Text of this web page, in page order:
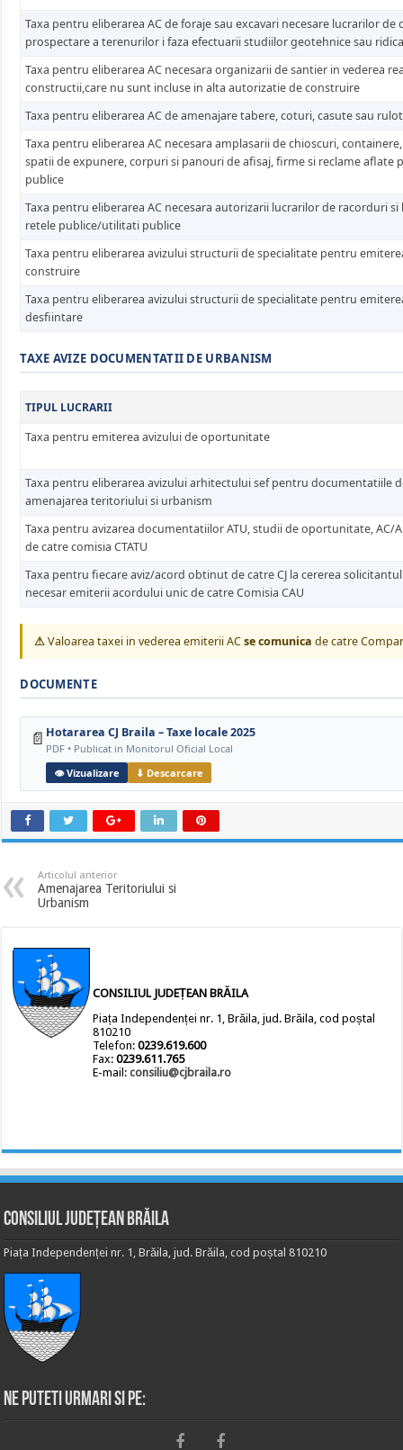
Taxa pentru eliberarea AC de foraje sau excavari necesare lucrarilor de
prospectare a terenurilor i faza efectuarii studiilor geotehnice sau
Taxa pentru eliberarea AC necesara organizarii de santier in vederea
constructii,care nu sunt incluse in alta autorizatie de construire
Taxa pentru eliberarea AC de amenajare tabere, coturi, casute sau
Taxa pentru eliberarea AC necesara amplasarii de chioscuri,
spatii de expunere, corpuri si panouri de afisaj, firme si reclame aflate
publice
Taxa pentru eliberarea AC necesara autorizarii lucrarilor de racorduri
retele publice/utilitati publice
Taxa pentru eliberarea avizului structurii de specialitate pentru
construire
Taxa pentru eliberarea avizului structurii de specialitate pentru
desfiintare
TAXE AVIZE DOCUMENTATII DE URBANISM
TIPUL LUCRARII
Taxa pentru emiterea avizului de oportunitate
Taxa pentru eliberarea avizului arhitectului sef pentru documentatiile
amenajarea teritoriului si urbanism
Taxa pentru avizarea documentatiilor ATU, studii de oportunitate, AC/
de catre comisia CTATU
Taxa pentru fiecare aviz/acord obtinut de catre CJ la cererea
necesar emiterii acordului unic de catre Comisia CAU
⚠Valoarea taxei in vederea emiterii ACse comunica de catre
DOCUMENTE
📄 Hotararea CJ Braila – Taxe locale 2025
PDF • Publicat in Monitorul Oficial Local
👁 Vizualizare
⬇ Descarcare
Articolul anterior
Amenajarea Teritoriului si
Urbanism
CONSILIUL JUDEȚEAN BRĂILA
Piața Independenței nr. 1, Brăila, jud. Brăila, cod poștal
810210
Telefon:0239.619.600
Fax:0239.611.765
E-mail:consiliu@cjbraila.ro
Consiliul Județean Brăila
Piața Independenței nr. 1, Brăila, jud. Brăila, cod poștal 810210
Ne puteti urmari si pe: